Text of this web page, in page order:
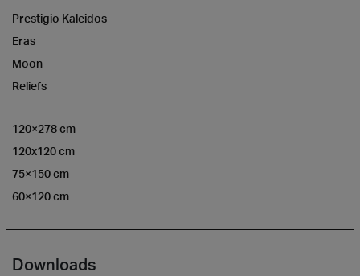
Prestigio Kaleidos
Eras
Moon
Reliefs
120×278 cm
120x120 cm
75×150 cm
60×120 cm
Downloads